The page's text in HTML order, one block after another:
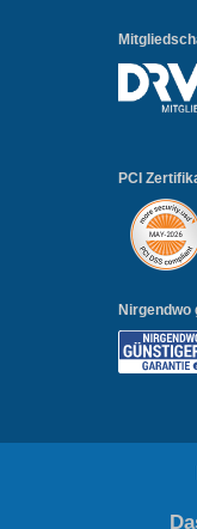
PCI
Nirgendwo